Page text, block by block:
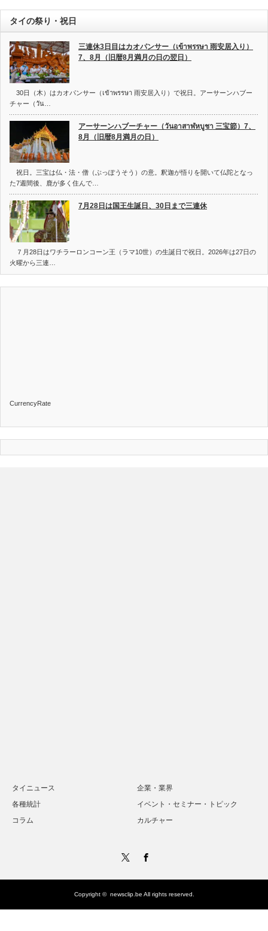
タイの祭り・祝日
三連休3日目はカオパンサー（เข้าพรรษา 雨安居入り）
7、8月（旧暦8月満月の日の翌日）
30日（木）はカオパンサー（เข้าพรรษา 雨安居入り）で祝日。アーサーンハブー
チャー（วัน…
アーサーンハブーチャー（วันอาสาฬหบูชา 三宝節）7、
8月（旧暦8月満月の日）
祝日。三宝は仏・法・僧（ぶっぽうそう）の意。釈迦が悟りを開いて仏陀となっ
た7週間後、鹿が多く住んで…
7月28日は国王生誕日、30日まで三連休
７月28日はワチラーロンコーン王（ラマ10世）の生誕日で祝日。2026年は27日の
火曜から三連…
CurrencyRate
タイニュース
企業・業界
各種統計
イベント・セミナー・トピック
コラム
カルチャー
Copyright © newsclip.be All rights reserved.